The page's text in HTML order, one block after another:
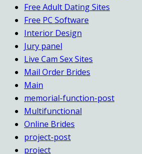
Free Adult Dating Sites
Free PC Software
Interior Design
Jury panel
Live Cam Sex Sites
Mail Order Brides
Main
memorial-function-post
Multifunctional
Online Brides
project-post
project